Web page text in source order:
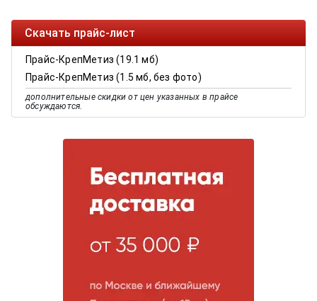
Скачать прайс-лист
Прайс-КрепМетиз (19.1 мб)
Прайс-КрепМетиз (1.5 мб, без фото)
дополнительные скидки от цен указанных в прайсе
обсуждаются.